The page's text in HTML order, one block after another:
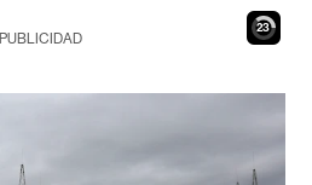
22
PUBLICIDAD